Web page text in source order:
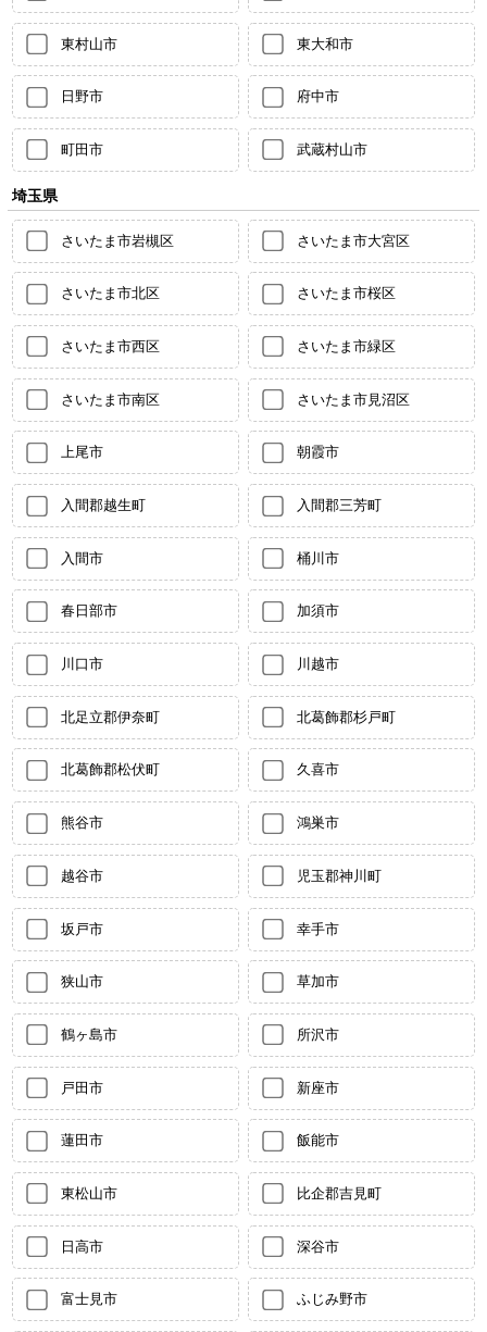
東村山市 東大和市
日野市 府中市
町田市 武蔵村山市
埼玉県
さいたま市岩槻区 さいたま市大宮区
さいたま市北区 さいたま市桜区
さいたま市西区 さいたま市緑区
さいたま市南区 さいたま市見沼区
上尾市 朝霞市
入間郡越生町 入間郡三芳町
入間市 桶川市
春日部市 加須市
川口市 川越市
北足立郡伊奈町 北葛飾郡杉戸町
北葛飾郡松伏町 久喜市
熊谷市 鴻巣市
越谷市 児玉郡神川町
坂戸市 幸手市
狭山市 草加市
鶴ヶ島市 所沢市
戸田市 新座市
蓮田市 飯能市
東松山市 比企郡吉見町
日高市 深谷市
富士見市 ふじみ野市